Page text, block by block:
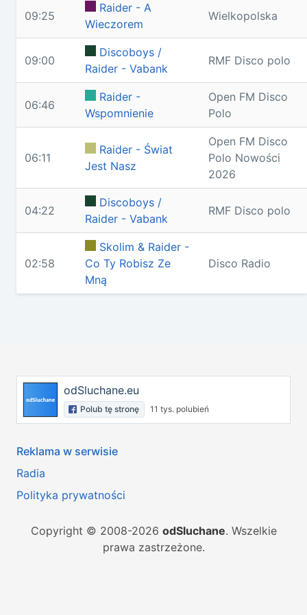
09:25
Raider - A
Wieczorem
Wielkopolska
09:00
Discoboys /
Raider - Vabank
RMF Disco polo
06:46
Raider -
Wspomnienie
Open FM Disco
Polo
06:11
Raider - Świat
Jest Nasz
Open FM Disco
Polo Nowości
2026
04:22
Discoboys /
Raider - Vabank
RMF Disco polo
02:58
Skolim & Raider -
Co Ty Robisz Ze
Mną
Disco Radio
odSluchane.eu
Polub tę stronę 11 tys. polubień
Reklama w serwisie
Radia
Polityka prywatności
Copyright © 2008-2026 odSluchane. Wszelkie
prawa zastrzeżone.